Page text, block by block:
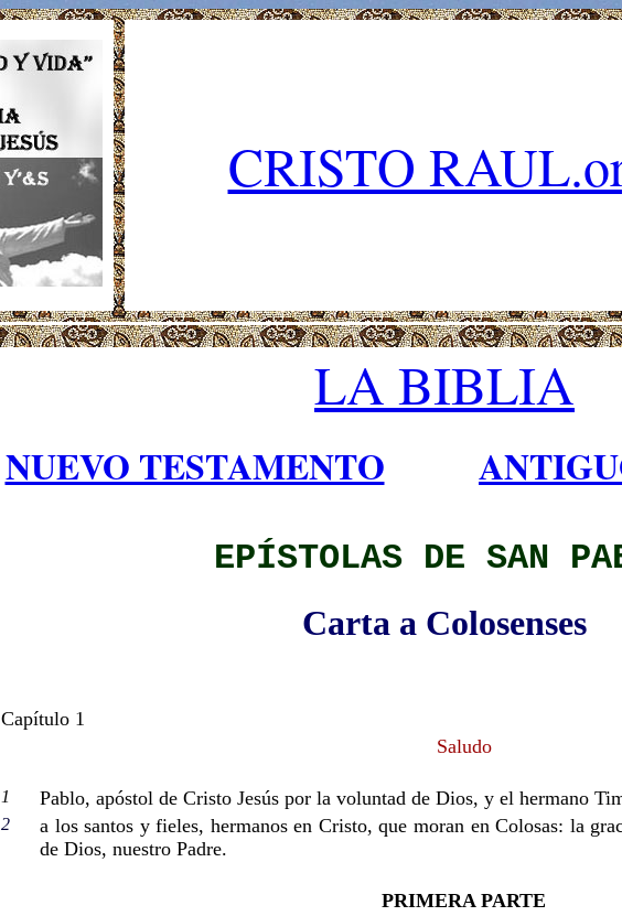
CRISTO
LA BIBLIA
NUEVO TESTAMENTO
EPÍSTOLAS DE SAN
Carta a Colosenses
Capítulo 1
Saludo
1 Pablo, apóstol de Cristo Jesús por la voluntad de Dios, y el hermano
2
a los santos y fieles, hermanos en Cristo, que moran en Colosas: la
de Dios, nuestro Padre.
PRIMERA PARTE